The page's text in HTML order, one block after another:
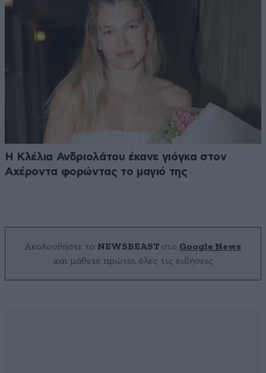
Η Κλέλια Ανδριολάτου έκανε γιόγκα στον
Αχέροντα φορώντας το μαγιό της
Ακολουθήστε το NEWSBEAST στο Google News
και μάθετε πρώτοι όλες τις ειδήσεις